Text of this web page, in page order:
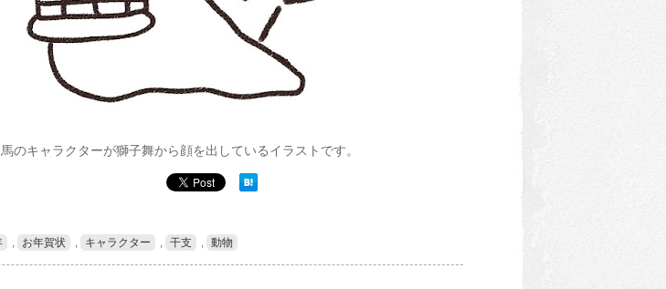
馬のキャラクターが獅子舞から顔を出しているイラストです。
, お年賀状 , キャラクター , 干支 , 動物